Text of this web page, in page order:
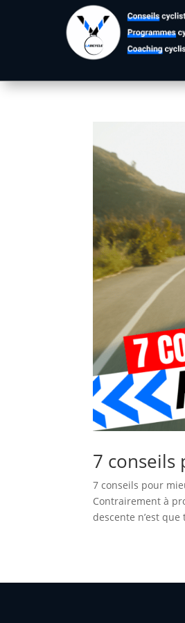
7 conseils
7 conseils pour
Contrairement à
descente n’est